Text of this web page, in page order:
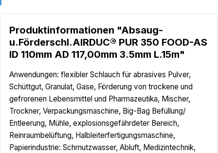
Produktinformationen "Absaug-
u.Förderschl.AIRDUC® PUR 350 FOOD-AS
ID 110mm AD 117,00mm 3.5mm L.15m"
Anwendungen: flexibler Schlauch für abrasives Pulver,
Schüttgut, Granulat, Gase, Förderung von trockene und
gefrorenen Lebensmittel und Pharmazeutika, Mischer,
Trockner, Verpackungsmaschine, Big-Bag Befüllung/
Entleerung, Mühle, explosionsgefährdeter Bereich,
Reinraumbelüftung, Halbleiterfertigungsmaschine,
Papierindustrie: Schmutzwasser, Abluft, Medizintechnik,